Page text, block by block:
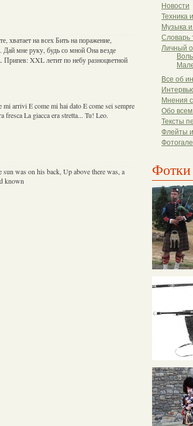
Новости
Техника
Музыка
Словарь
Личный
Все об
Мнения
Обо
Тексты
Флейты
Фотки
хватает на всех Бить на поражение,
Дай мне руку, будь со мной Она везде
XXL летит по небу разноцветной
arrivi E come mi hai dato E come sei sempre
fresca La giacca era stretta... Tu! Leo.
was on his back, Up above there was, a
known